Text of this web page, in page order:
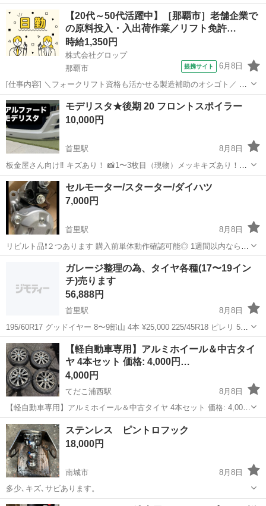
フォン, タブレット, ドライブレコーダー PD対応の高速充電が可
能！！ 特徴短絡保護, 高速充電 入力電圧24 ボルト 【急速充電・
QC3.0*2ポ...
宮古島市 アクセサリー
【20代～50代活躍中】［那覇市］老舗企業で
の原料投入・入出荷作業／リフト免許…
時給1,350円
株式会社グロップ
那覇市
提携サイト 6月8日
[仕事内容] ＼フォークリフト資格も活かせる製造補助のオシゴト／ 正
社員登用制度あり！ 資格を活かして、キャリアアップしたい方にオス
スメ☆ 独自の休暇制度が多数あり、メリハリつけて働けます◎ 【有名
企業での製造補助】...
沖縄 那覇市 工場
モデリスタ★後期 20 フロントスポイラー
10,000円
首里駅
8月8日
板金屋さん向け‼︎ キズあり！ 📸1〜3枚目（現物）メッキキズあり！
4〜5枚目（相場参考用） ＃フロントバンパー ＃モデリスタ ＃ア
ルファード ＃カスタム ＃メッキ塗装
沖縄 南城市 モデリスタ
セルモーター/スターター/ダイハツ
7,000円
首里駅
8月8日
リビルト品❗️２つあります 購入前単体動作確認可能◎ 1週間以内なら返
品も👌 ダイハツ純正品番 • 28100-B2180 DENSO品番 • 428000-8821
ーーーーーーーーーーーーー LA300 ミライース ...
パーツ
ガレージ整理の為、タイヤ各種(17〜19イン
チ)売ります
56,888円
首里駅
8月8日
195/60R17 グッドイヤー 8〜9部山 4本 ¥25,000 225/45R18 ピレリ 5部
山弱 4本 ¥20,000 225/45R18 ブリヂストン レグノ 8〜9部山 2本
¥20,000 215/35R1...
沖縄 島尻郡 首里駅 タイヤ、ホイール
【軽自動車専用】アルミホイール＆中古タイ
ヤ 4本セット 価格: 4,000円…
4,000円
てだこ浦西駅
8月8日
【軽自動車専用】アルミホイール＆中古タイヤ 4本セット 価格: 4,000
円（税込） タイヤサイズ: 155/65R14 75S 本数: 4本セット 【商品の状
態】 ホイール: 大きな傷はありませんが白サビがあります...
沖縄 中頭郡 タイヤ、ホイール
ステンレス ピントロフック
18,000円
南城市
8月8日
多少､キズ､サビあります。